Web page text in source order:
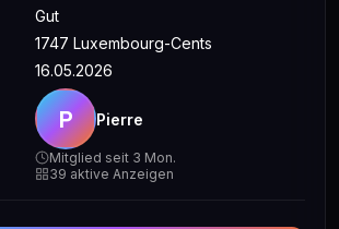
Gut
1747 Luxembourg-Cents
16.05.2026
P Pierre
Mitglied seit 3 Mon.
39 aktive Anzeigen